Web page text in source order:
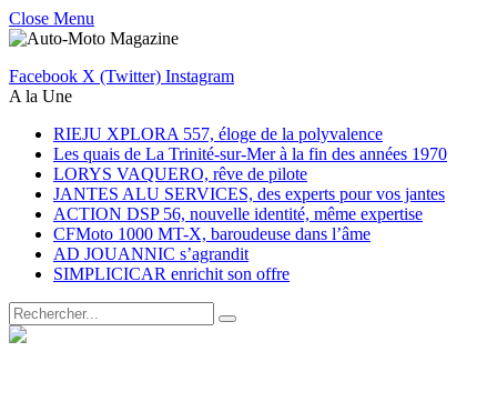
Close Menu
Facebook X (Twitter) Instagram
A la Une
RIEJU XPLORA 557, éloge de la polyvalence
Les quais de La Trinité-sur-Mer à la fin des années 1970
LORYS VAQUERO, rêve de pilote
JANTES ALU SERVICES, des experts pour vos jantes
ACTION DSP 56, nouvelle identité, même expertise
CFMoto 1000 MT-X, baroudeuse dans l’âme
AD JOUANNIC s’agrandit
SIMPLICICAR enrichit son offre